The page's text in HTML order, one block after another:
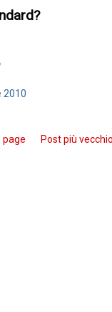
2010
Post più vecchio
page